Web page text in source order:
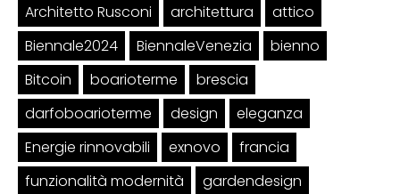
Architetto Rusconi
architettura
attico
Biennale2024
BiennaleVenezia
bienno
Bitcoin
boarioterme
brescia
darfoboarioterme
design
eleganza
Energie rinnovabili
exnovo
francia
funzionalità modernità
gardendesign